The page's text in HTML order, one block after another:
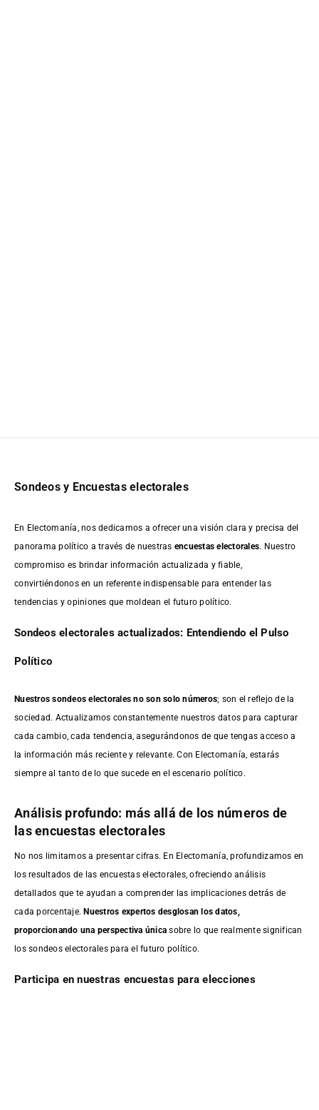
Sondeos y Encuestas electorales
En Electomanía, nos dedicamos a ofrecer una visión clara y precisa del
panorama político a través de nuestras encuestas electorales. Nuestro
compromiso es brindar información actualizada y fiable,
convirtiéndonos en un referente indispensable para entender las
tendencias y opiniones que moldean el futuro político.
Sondeos electorales actualizados: Entendiendo el Pulso
Político
Nuestros sondeos electorales no son solo números; son el reflejo de la
sociedad. Actualizamos constantemente nuestros datos para capturar
cada cambio, cada tendencia, asegurándonos de que tengas acceso a
la información más reciente y relevante. Con Electomanía, estarás
siempre al tanto de lo que sucede en el escenario político.
Análisis profundo: más allá de los números de
las encuestas electorales
No nos limitamos a presentar cifras. En Electomanía, profundizamos en
los resultados de las encuestas electorales, ofreciendo análisis
detallados que te ayudan a comprender las implicaciones detrás de
cada porcentaje.Nuestros expertos desglosan los datos,
proporcionando una perspectiva única sobre lo que realmente significan
los sondeos electorales para el futuro político.
Participa en nuestras encuestas para elecciones